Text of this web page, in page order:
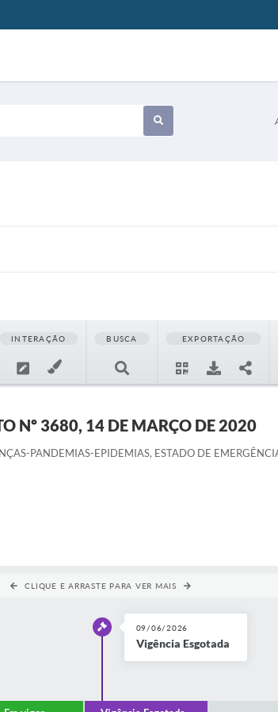
INTERAÇÃO BUSCA EXPORTAÇÃO
Nº 3680, 14 DE MARÇO DE 2020
PANDEMIAS-EPIDEMIAS, ESTADO DE
CLIQUE E ARRASTE PARA VER MAIS
09/06/2026
Vigência Esgotada